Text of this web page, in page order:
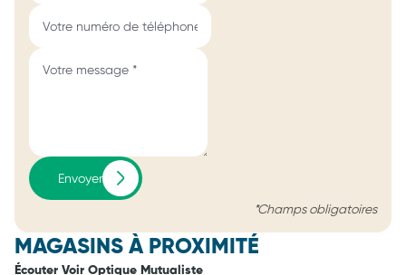
Envoyer
*Champs obligatoires
MAGASINS À PROXIMITÉ
Écouter Voir Optique Mutualiste